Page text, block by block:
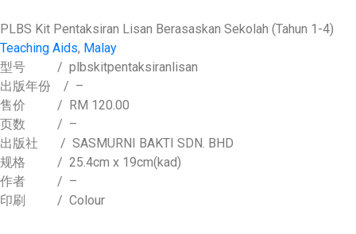
PLBS Kit Pentaksiran Lisan Berasaskan Sekolah (Tahun 1-4)
Teaching Aids, Malay
型号 / plbskitpentaksiranlisan
出版年份 / –
售价 / RM 120.00
页数 / –
出版社 / SASMURNI BAKTI SDN. BHD
规格 / 25.4cm x 19cm(kad)
作者 / –
印刷 / Colour